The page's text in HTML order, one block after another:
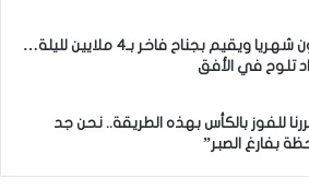
زياش يتقاضى 200 مليون شهريا ويقيم بجناح فاخر بـ4 ملايين لليلة…
تلوح في الأفق
للفوز بالكأس بهذه الطريقة.. نحن جد
بفارغ الصبر”